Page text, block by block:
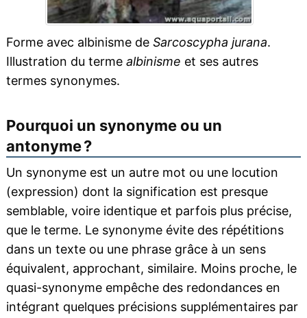
Forme avec albinisme de Sarcoscypha jurana.
Illustration du terme albinisme et ses autres
termes synonymes.
Pourquoi un synonyme ou un
antonyme ?
Un synonyme est un autre mot ou une locution
(expression) dont la signification est presque
semblable, voire identique et parfois plus précise,
que le terme. Le synonyme évite des répétitions
dans un texte ou une phrase grâce à un sens
équivalent, approchant, similaire. Moins proche, le
quasi-synonyme empêche des redondances en
intégrant quelques précisions supplémentaires par